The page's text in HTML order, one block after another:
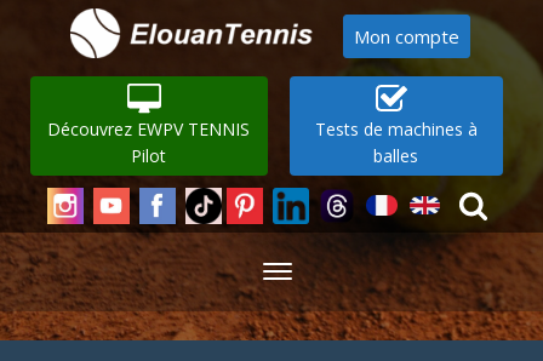
Mon compte
Découvrez EWPV TENNIS
Pilot
Tests de machines à
balles